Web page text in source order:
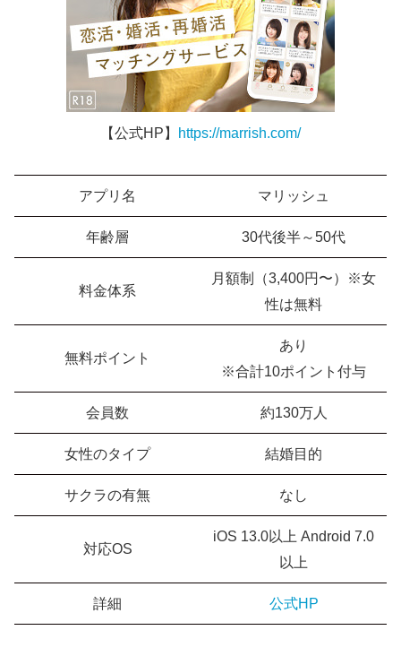
【公式HP】 https://marrish.com/
アプリ名 マリッシュ
年齢層 30代後半～50代
料金体系
月額制（3,400円〜）※女
性は無料
無料ポイント
あり
※合計10ポイント付与
会員数 約130万人
女性のタイプ 結婚目的
サクラの有無 なし
対応OS
iOS 13.0以上 Android 7.0
以上
詳細 公式HP